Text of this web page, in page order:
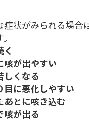
症状がみられる場合
く
咳が出やすい
しくなる
目に悪化しやすい
あとに咳き込む
咳が出る